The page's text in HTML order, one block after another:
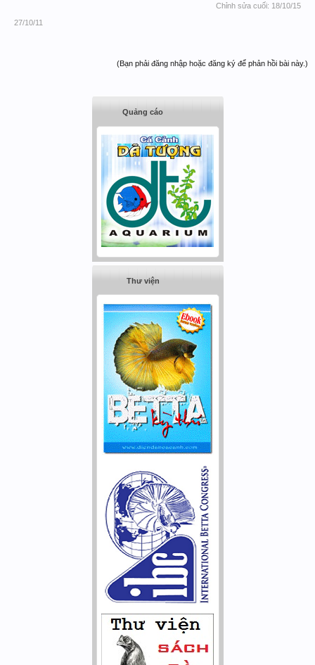
Chỉnh sửa cuối: 18/10/15
27/10/11
(Bạn phải đăng nhập hoặc đăng ký để phản hồi bài này.)
Quảng cáo
Thư viện